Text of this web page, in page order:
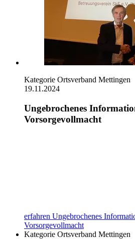
Kategorie Ortsverband Mettingen
19.11.2024
Ungebrochenes
Vorsorgevollmacht
erfahren Ungebrochenes
Vorsorgevollmacht
Kategorie Ortsverband Mettingen